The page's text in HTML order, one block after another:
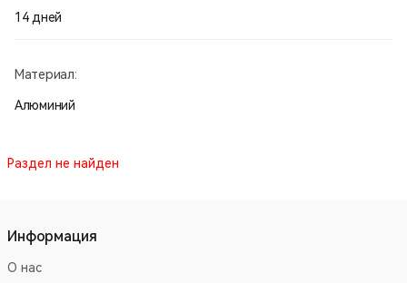
14 дней
Материал:
Алюминий
Раздел не найден
Информация
О нас